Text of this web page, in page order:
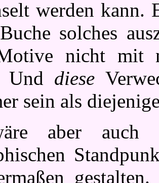
werden kann.
solches
nicht mit
Und diese
sein als
aber auch